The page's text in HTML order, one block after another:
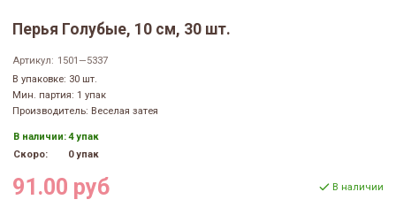
Перья Голубые, 10 см, 30 шт.
Артикул: 1501—5337
В упаковке: 30 шт.
Мин. партия: 1 упак
Производитель: Веселая затея
В наличии:4 упак
Скоро:
0 упак
91.00 руб В наличии